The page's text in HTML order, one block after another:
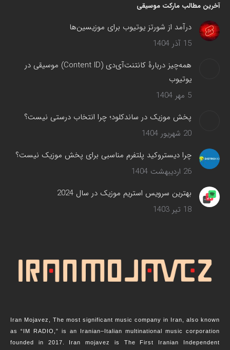
آخرین مطالب مارکت موسیقی
درآمد از شورتز یوتیوب برای موزیسین‌ها
15 آذر 1404
همه‌چیز دربارهٔ کانتنت‌آی‌دی (Content ID) موسیقی در
یوتیوب
5 مهر 1404
پخش موزیک در ساندکلود؛ چرا انتخاب درستی نیست؟
20 شهریور 1404
چرا دیستروکید پلتفرم مناسبی برای پخش موزیک نیست؟
26 اردیبهشت 1404
بهترین سرویس‌ استریم موزیک در سال 2024
18 تیر 1403
Iran Mojavez, The most significant music company in Iran, also known
as “IM RADIO,” is an Iranian–Italian multinational music corporation
founded in 2017. Iran mojavez is The First Iranian Independent